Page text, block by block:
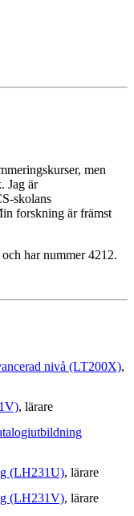
men
Jag är
skolans
forskning är främst
har nummer 4212.
nivå (LT200X),
, lärare
(LH231U), lärare
(LH231V), lärare